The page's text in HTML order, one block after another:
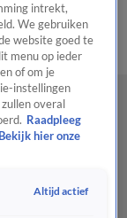
PanelVideo's
intrekt,
We gebruiken
website goed te
menu op ieder
of om je
instellingen
overal
Raadpleeg
Bekijk hier onze
Altijd actief